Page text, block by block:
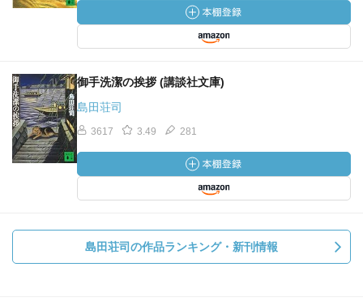
御手洗潔の挨拶 (講談社文庫)
島田荘司
3617 3.49 281
島田荘司の作品ランキング・新刊情報